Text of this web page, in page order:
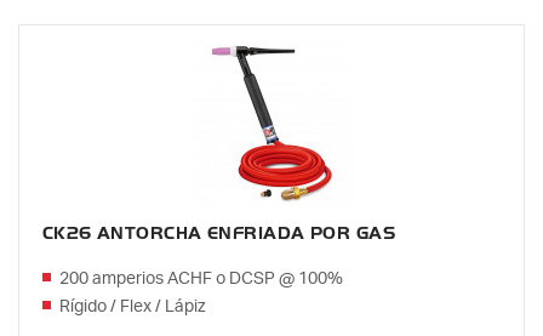
CK26 ANTORCHA ENFRIADA POR GAS
200 amperios ACHF o DCSP @ 100%
Rígido / Flex / Lápiz